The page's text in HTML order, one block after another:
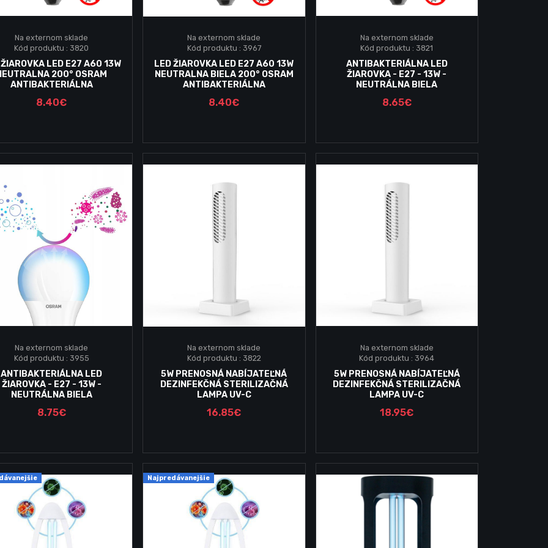
Vložiť do košika
Na externom sklade
Kód produktu : 3820
LED E27 A60 13W
200° OSRAM
ANTIBAKTERIÁLNA
8.40€
Vložiť do košika
Na externom sklade
Kód produktu : 3967
LED ŽIAROVKA LED E27 A60 13W
NEUTRALNA BIELA 200° OSRAM
ANTIBAKTERIÁLNA
8.40€
Vložiť do košika
Na externom sklade
Kód produktu : 3821
ANTIBAKTERIÁLNA LED
ŽIAROVKA - E27 - 13W -
NEUTRÁLNA BIELA
8.65€
Vložiť do košika
Na externom sklade
Kód produktu : 3955
ANTIBAKTERIÁLNA LED
ŽIAROVKA - E27 - 13W -
NEUTRÁLNA BIELA
8.75€
Vložiť do košika
Na externom sklade
Kód produktu : 3822
5W PRENOSNÁ NABÍJATEĽNÁ
DEZINFEKČNÁ STERILIZAČNÁ
LAMPA UV-C
16.85€
Vložiť do košika
Na externom sklade
Kód produktu : 3964
5W PRENOSNÁ NABÍJATEĽNÁ
DEZINFEKČNÁ STERILIZAČNÁ
LAMPA UV-C
18.95€
Najpredávanejšie